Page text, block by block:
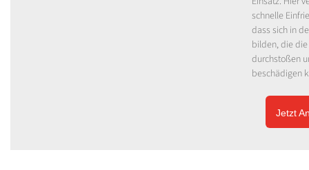
schnelle
dass sich in
bilden, die
durchstoßen
beschädigen
Jetzt